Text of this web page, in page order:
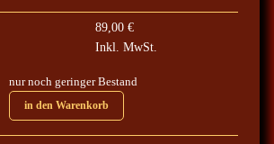
e
9
0
89,00 €
Inkl. MwSt.
nur noch geringer Bestand
in den Warenkorb